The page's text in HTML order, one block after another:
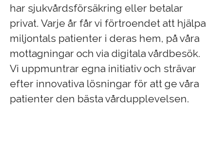
har sjukvårdsförsäkring eller betalar
privat. Varje år får vi förtroendet att hjälpa
miljontals patienter i deras hem, på våra
mottagningar och via digitala vårdbesök.
Vi uppmuntrar egna initiativ och strävar
efter innovativa lösningar för att ge våra
patienter den bästa vårdupplevelsen.